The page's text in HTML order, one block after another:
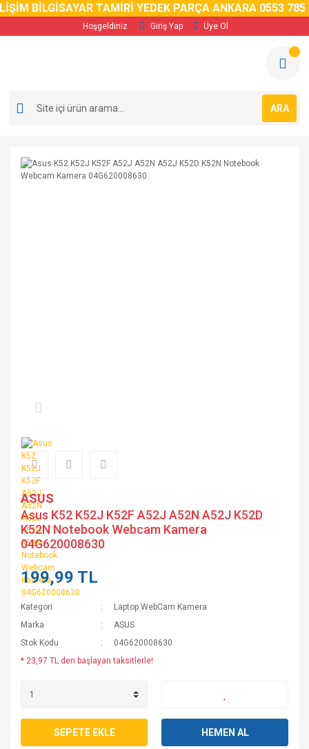
BİLGİSAYAR TAMİRİ YEDEK PARÇA ANKARA 0553 785 02
Hoşgeldiniz Giriş Yap Üye Ol
ARA
ASUS
Asus K52 K52J K52F A52J A52N A52J K52D
K52N Notebook Webcam Kamera
04G620008630
199,99 TL
Kategori
Laptop WebCam Kamera
Marka
ASUS
Stok Kodu
04G620008630
* 23,97 TL den başlayan taksitlerle!
SEPETE EKLE HEMEN AL